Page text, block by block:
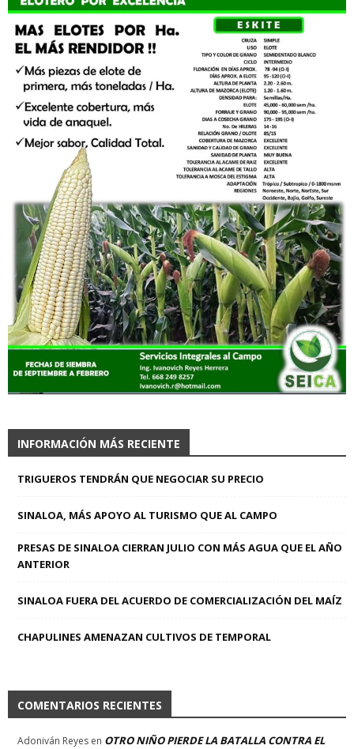
INFORMACIÓN MÁS RECIENTE
TRIGUEROS TENDRÁN QUE NEGOCIAR SU PRECIO
SINALOA, MÁS APOYO AL TURISMO QUE AL CAMPO
PRESAS DE SINALOA CIERRAN JULIO CON MÁS AGUA QUE EL AÑO
ANTERIOR
SINALOA FUERA DEL ACUERDO DE COMERCIALIZACIÓN DEL MAÍZ
CHAPULINES AMENAZAN CULTIVOS DE TEMPORAL
COMENTARIOS RECIENTES
Adoniván Reyes en OTRO NIÑO PIERDE LA BATALLA CONTRA EL